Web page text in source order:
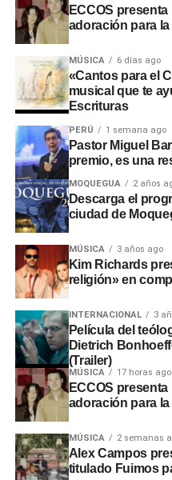
epidemias anteriores.
Emergencia
internacional
La OMS declaró este brote
salud pública de
que la propagación podría
meses.
Las condiciones de
dificultan las labores de
seguimiento de casos.
ECCOS
adoración para
MÚSICA 6 días ago
«Cantos para el
musical que te
Escrituras
PERÚ 1 semana ago
Pastor Miguel
premio, es una
MOQUEGUA 2 años
Descarga el
ciudad de
MÚSICA 3 años ago
Kim Richards
religión» en
INTERNACIONAL 3
Película del
Dietrich
(Trailer)
MÚSICA 17 horas ago
ECCOS
adoración para
MÚSICA 2 semanas
Alex Campos
titulado Fuimos